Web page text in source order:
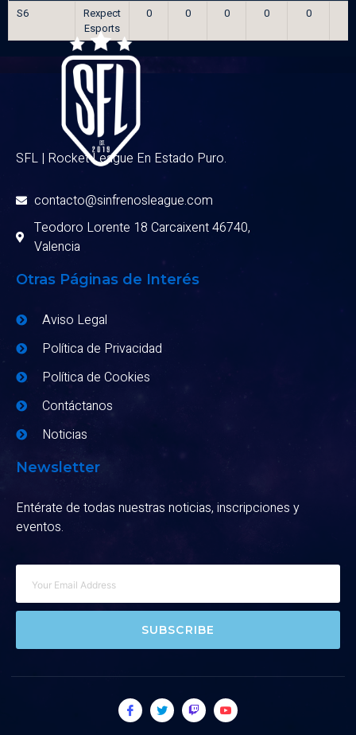
S6
Rexpect
Esports
0 0 0 0 0
SFL | Rocket League En Estado Puro.
contacto@sinfrenosleague.com
Teodoro Lorente 18 Carcaixent 46740,
Valencia
Otras Páginas de Interés
Aviso Legal
Política de Privacidad
Política de Cookies
Contáctanos
Noticias
Newsletter
Entérate de todas nuestras noticias, inscripciones y
eventos.
SUBSCRIBE